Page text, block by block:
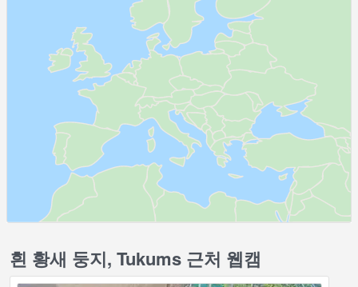
흰 황새 둥지, Tukums 근처 웹캠